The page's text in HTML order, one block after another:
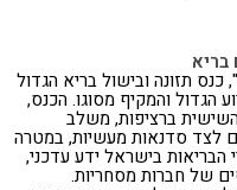
בריא
כנס תזונה ובישול בריא הגדול
הגדול והמקיף מסוגו. הכנס,
ברציפות, משלב
לצד סדנאות מעשיות, במטרה
בישראל ידע עדכני,
של חברות מסחריות.